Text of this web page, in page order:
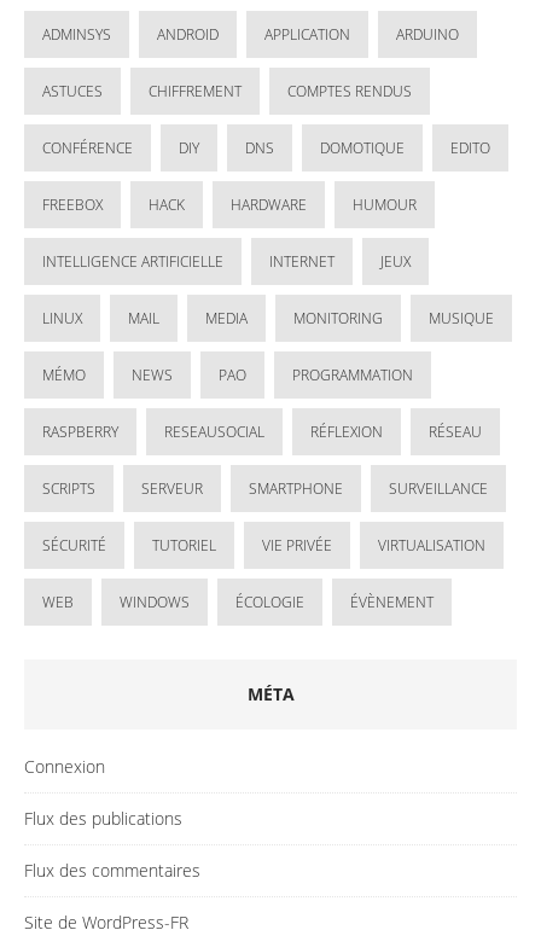
ADMINSYS ANDROID APPLICATION ARDUINO
ASTUCES CHIFFREMENT COMPTES RENDUS
CONFÉRENCE DIY DNS DOMOTIQUE EDITO
FREEBOX HACK HARDWARE HUMOUR
INTELLIGENCE ARTIFICIELLE INTERNET JEUX
LINUX MAIL MEDIA MONITORING MUSIQUE
MÉMO NEWS PAO PROGRAMMATION
RASPBERRY RESEAUSOCIAL RÉFLEXION RÉSEAU
SCRIPTS SERVEUR SMARTPHONE SURVEILLANCE
SÉCURITÉ TUTORIEL VIE PRIVÉE VIRTUALISATION
WEB WINDOWS ÉCOLOGIE ÉVÈNEMENT
MÉTA
Connexion
Flux des publications
Flux des commentaires
Site de WordPress-FR